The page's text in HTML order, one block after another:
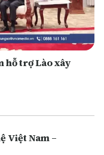
hỗ trợ Lào xây
Việt Nam –